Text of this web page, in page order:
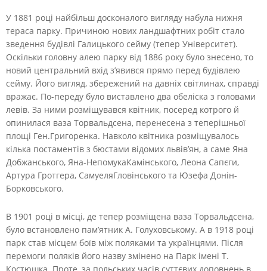
У 1881 році найбільш досконалого вигляду набула нижня
тераса парку. Причиною нових ландшафтних робіт стало
зведення будівлі Галицького сейму (тепер Університет).
Оскільки головну алею парку від 1886 року було знесено, то
новий центральний вхід з’явився прямо перед будівлею
сейму. Його вигляд, збережений на давніх світлинах, справді
вражає. По-переду було виставлено два обеліска з головами
левів. За ними розміщувався квітник, посеред котрого й
опинилася ваза Торвальдсена, перенесена з теперішньої
площі Ген.Григоренка. Навколо квітника розміщувалось
кілька постаментів з бюстами відомих львів’ян, а саме Яна
Добжанського, Яна-НепомукаКамінського, Леона Сапєги,
Артура Гротгера, СамуеляГловінського та Юзефа Донін-
Борковського.
В 1901 році в місці, де тепер розміщена ваза Торвальдсена,
було встановлено пам’ятник А. Голуховському. А в 1918 році
парк став місцем боїв між поляками та українцями. Після
перемоги поляків його назву змінено на Парк імені Т.
Костюшка. Проте, за польських часів суттєвих доповнень в